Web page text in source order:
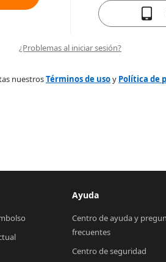
¿Problemas al iniciar sesión?
nuestrosTérminos de usoy Política de
Ayuda
Centro de ayuda y
frecuentes
Centro de seguridad